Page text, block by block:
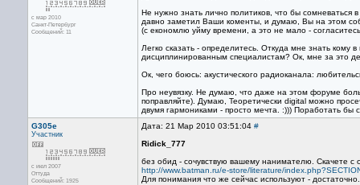
с мар 2010
Санкт-Петербург
Сообщений: 11
Не нужно знать лично политиков, что бы сомневаться
давно заметил Ваши коменты, и думаю, Вы на этом
(с економлю уйму времени, а это не мало -
Легко сказать - определитесь. Откуда мне знать
дисциплинированным специалистам? Ок, мне за это
Ок, чего боюсь: акустического радиоканала:
Про неувязку. Не думаю, что даже на этом форуме
поправляйте). Думаю, Теоретически digital можно
двумя гармониками - просто мечта. :))) Поработать бы
G305e
Участник
с июл 2007
Оттуда
Сообщений: 1925
Дата: 21 Мар 2010 03:51:04 #
Ridick_777
без обид - сочувствую вашему нанимателю. Скачете с
http://www.batman.ru/e-store/literature/
Для понимания что же сейчас используют - достаточно.